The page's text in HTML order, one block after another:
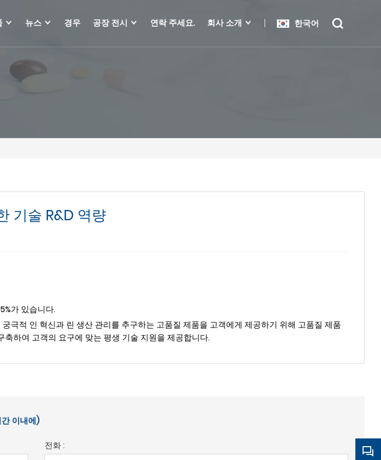
한국어
뉴스 경우 공장 전시 연락 주세요. 회사 소개
기술 R&D 역량
가 있습니다.
극적 인 혁신과 린 생산 관리를 추구하는 고품질 제품을 고객에게 제공하기 위해 고품질 제품
하여 고객의 요구에 맞는 평생 기술 지원을 제공합니다.
이내에)
전화 :